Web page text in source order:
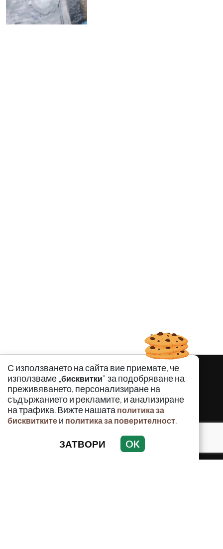
С използването на сайта вие приемате, че
използваме „бисквитки" за подобряване на
преживяването, персонализиране на
съдържанието и рекламите, и анализиране
на трафика. Вижте нашата политика за
бисквитките и политика за поверителност.
ЗАТВОРИ OK